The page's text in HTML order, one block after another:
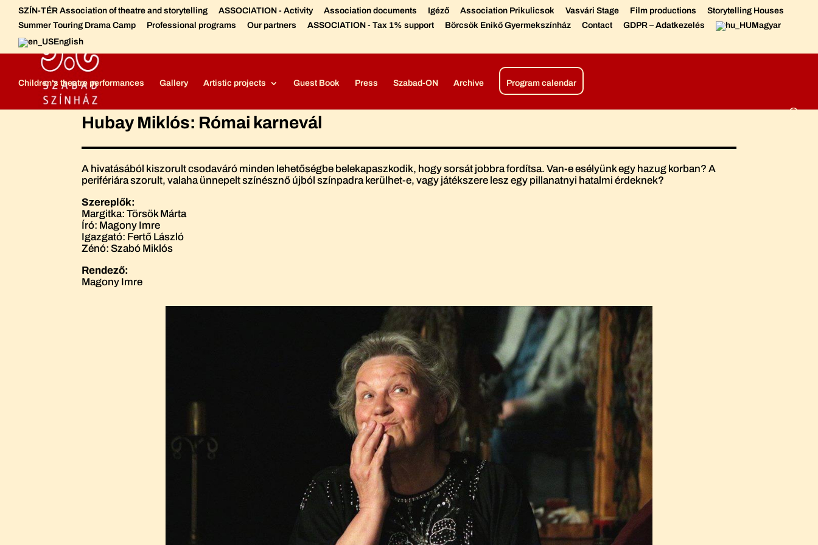
SZÍN-TÉR Association of theatre and storytelling ASSOCIATION - Activity Association documents Igéző Association Prikulicsok Vasvári Stage Film productions
Storytelling Houses
Summer Touring Drama Camp
Professional programs Our partners ASSOCIATION - Tax 1% support Börcsök Enikő Gyermekszínház Contact GDPR – Adatkezelés
Magyar
English
Szabad Színház - Free Theatre
Children's theatre performances Gallery Artistic projects Guest Book Press Szabad-ON Archive Program calendar
Hubay Miklós: Római karnevál
A hivatásából kiszorult csodaváró minden lehetőségbe belekapaszkodik, hogy sorsát jobbra fordítsa. Van-e esélyünk egy hazug korban? A
perifériára szorult, valaha ünnepelt színésznő újból színpadra kerülhet-e, vagy játékszere lesz egy pillanatnyi hatalmi érdeknek?
Szereplők:
Margitka: Törsök Márta
Író: Magony Imre
Igazgató: Fertő László
Zénó: Szabó Miklós
Rendező:
Magony Imre